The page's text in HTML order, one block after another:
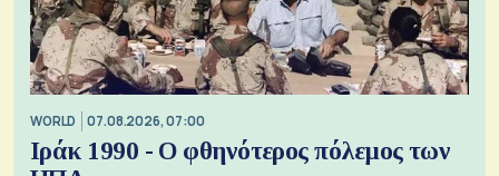
WORLD 07.08.2026, 07:00
Ιράκ 1990 - Ο φθηνότερος πόλεμος των